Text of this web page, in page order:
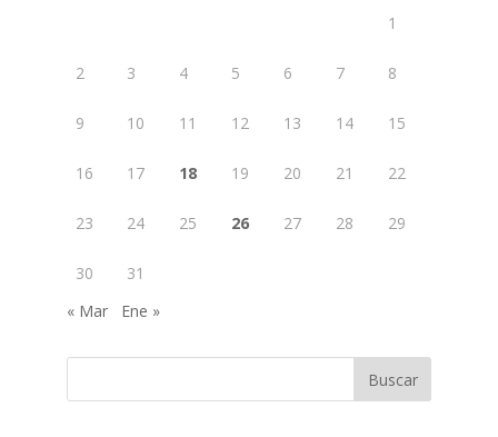
1
2 3 4 5 6 7 8
9 10 11 12 13 14 15
16 17 18 19 20 21 22
23 24 25 26 27 28 29
30
31
« Mar
Ene »